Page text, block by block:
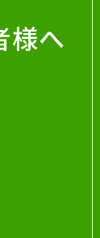
様へ